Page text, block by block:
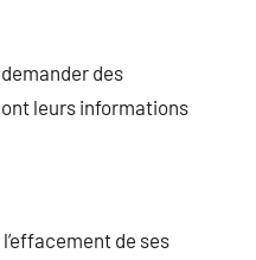
des
leurs informations
de ses